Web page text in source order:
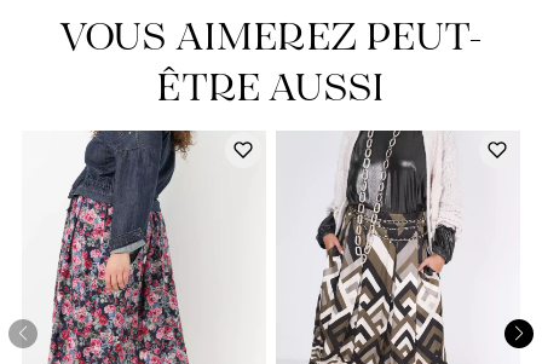
Notre actualité dans le journal
VOUS AIMEREZ PEUT-
ÊTRE AUSSI